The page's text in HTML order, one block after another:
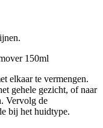
150ml
elkaar te vermengen.
gehele gezicht, of naar
Vervolg de
bij het huidtype.